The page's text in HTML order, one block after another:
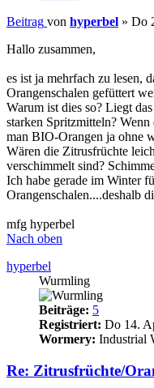
Beitrag von hyperbel » Do
Hallo zusammen,
es ist ja mehrfach zu lesen,
Orangenschalen gefüttert
Warum ist dies so? Liegt
starken Spritzmitteln?
man BIO-Orangen ja ohne
Wären die Zitrusfrüchte
verschimmelt sind?
Ich habe gerade im Winter
Orangenschalen....deshalb
mfg hyperbel
Nach oben
hyperbel
Wurmling
Beiträge: 5
Registriert: Do 14.
Wormery: Industrial
Re: Zitrusfrüchte/